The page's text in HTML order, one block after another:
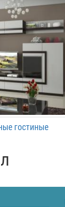
гостиные